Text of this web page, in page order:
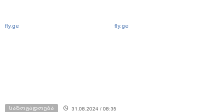
fly.ge fly.ge
საზოგადოება 31.08.2024 / 08:35